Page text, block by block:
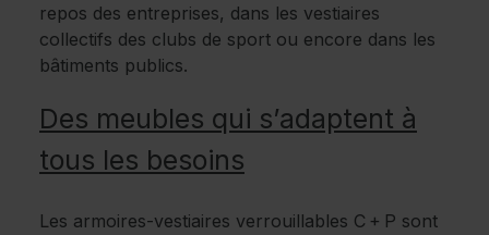
repos des entreprises, dans les vestiaires
collectifs des clubs de sport ou encore dans les
bâtiments publics.
Des meubles qui s’adaptent à
tous les besoins
Les armoires-vestiaires verrouillables C + P sont